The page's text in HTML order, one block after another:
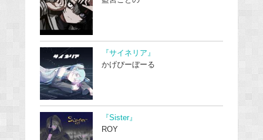
『サイネリア』
かげぴーぼーる
『Sister』
ROY